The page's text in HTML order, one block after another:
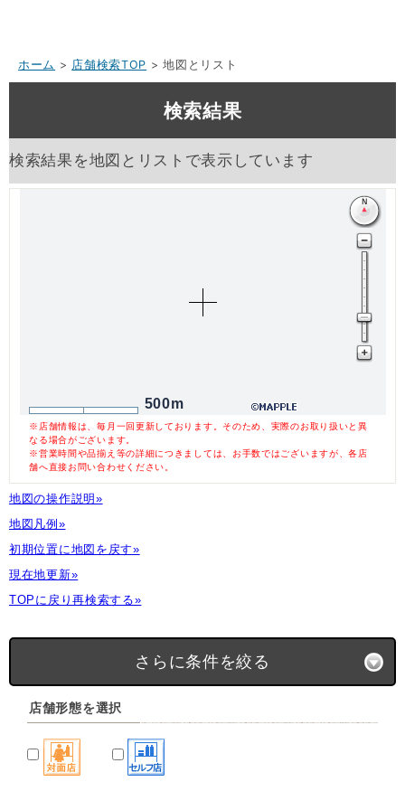
ホーム > 店舗検索TOP > 地図とリスト
検索結果
検索結果を地図とリストで表示しています
500m
※店舗情報は、毎月一回更新しております。そのため、実際のお取り扱いと異
なる場合がございます。
※営業時間や品揃え等の詳細につきましては、お手数ではございますが、各店
舗へ直接お問い合わせください。
地図の操作説明»
地図凡例»
初期位置に地図を戻す»
現在地更新»
TOPに戻り再検索する»
さらに条件を絞る
店舗形態を選択